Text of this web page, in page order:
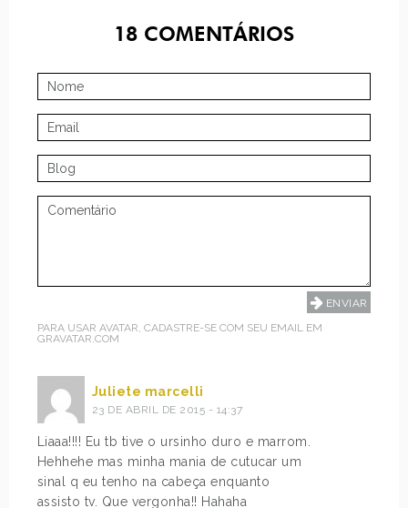
18 COMENTÁRIOS
PARA USAR AVATAR, CADASTRE-SE COM SEU EMAIL EM
GRAVATAR.COM
Juliete marcelli
23 DE ABRIL DE 2015 - 14:37
Liaaa!!!! Eu tb tive o ursinho duro e marrom.
Hehhehe mas minha mania de cutucar um
sinal q eu tenho na cabeça enquanto
assisto tv. Que vergonha!! Hahaha